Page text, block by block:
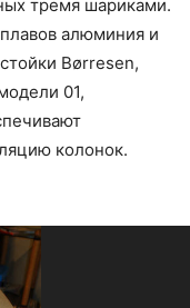
тремя шариками.
алюминия и
Børresen,
01,
колонок.